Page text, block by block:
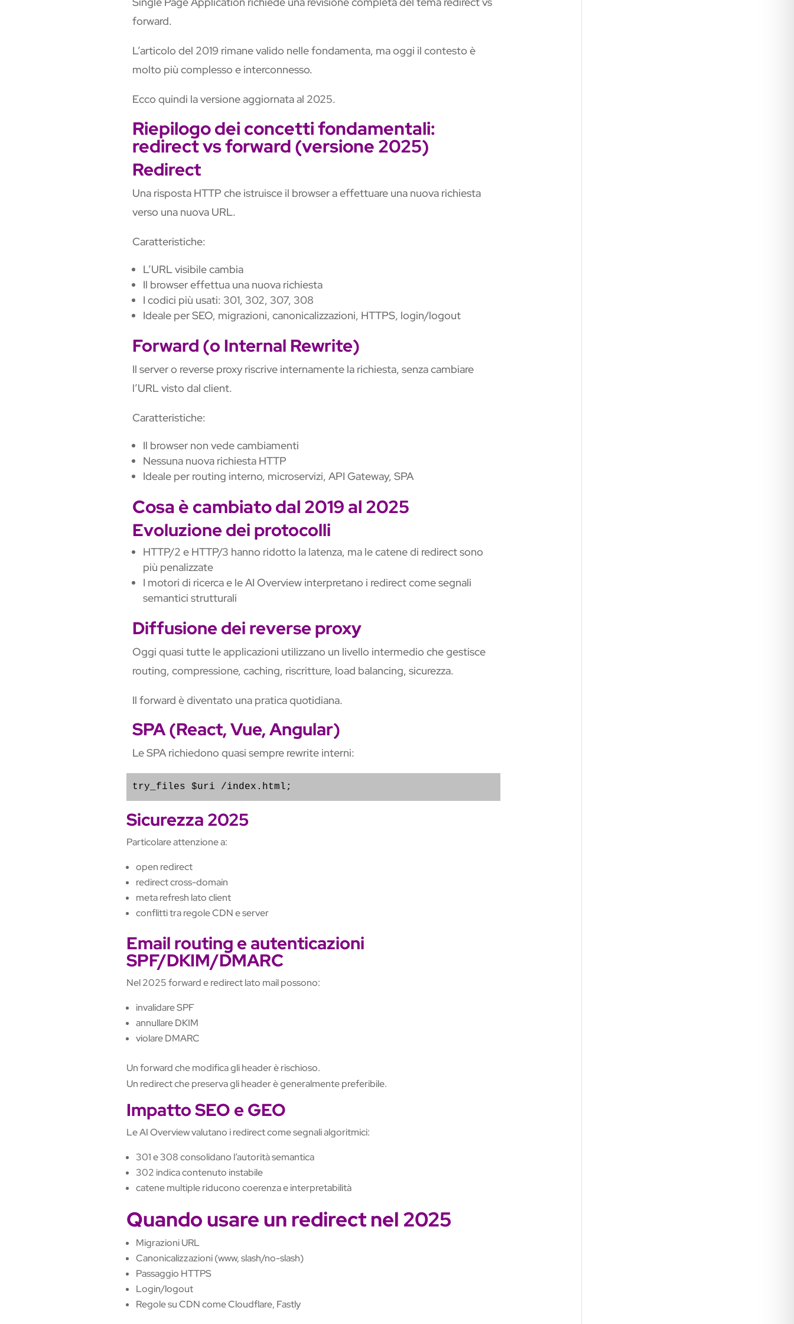
forward.
L’articolo del 2019 rimane valido nelle fondamenta, ma oggi il contesto è
molto più complesso e interconnesso.
Ecco quindi la versione aggiornata al 2025.
Riepilogo dei concetti fondamentali:
redirect vs forward (versione 2025)
Redirect
Una risposta HTTP che istruisce il browser a effettuare una nuova richiesta
verso una nuova URL.
Caratteristiche:
L’URL visibile cambia
Il browser effettua una nuova richiesta
I codici più usati: 301, 302, 307, 308
Ideale per SEO, migrazioni, canonicalizzazioni, HTTPS, login/logout
Forward (o Internal Rewrite)
Il server o reverse proxy riscrive internamente la richiesta, senza cambiare
l’URL visto dal client.
Caratteristiche:
Il browser non vede cambiamenti
Nessuna nuova richiesta HTTP
Ideale per routing interno, microservizi, API Gateway, SPA
Cosa è cambiato dal 2019 al 2025
Evoluzione dei protocolli
HTTP/2 e HTTP/3 hanno ridotto la latenza, ma le catene di redirect sono
più penalizzate
I motori di ricerca e le AI Overview interpretano i redirect come segnali
semantici strutturali
Diffusione dei reverse proxy
Oggi quasi tutte le applicazioni utilizzano un livello intermedio che gestisce
routing, compressione, caching, riscritture, load balancing, sicurezza.
Il forward è diventato una pratica quotidiana.
SPA (React, Vue, Angular)
Le SPA richiedono quasi sempre rewrite interni:
Sicurezza 2025
Particolare attenzione a:
open redirect
redirect cross-domain
meta refresh lato client
conflitti tra regole CDN e server
Email routing e autenticazioni
SPF/DKIM/DMARC
Nel 2025 forward e redirect lato mail possono:
invalidare SPF
annullare DKIM
violare DMARC
Un forward che modifica gli header è rischioso.
Un redirect che preserva gli header è generalmente preferibile.
Impatto SEO e GEO
Le AI Overview valutano i redirect come segnali algoritmici:
301 e 308 consolidano l’autorità semantica
302 indica contenuto instabile
catene multiple riducono coerenza e interpretabilità
Quando usare un redirect nel 2025
Migrazioni URL
Canonicalizzazioni (www, slash/no-slash)
Passaggio HTTPS
Login/logout
Regole su CDN come Cloudflare, Fastly